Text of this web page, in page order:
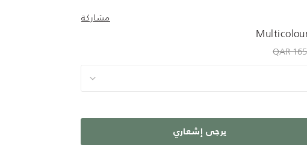
مشاركة
Price reduced
to 49.00 QAR
يرجى إشعاري